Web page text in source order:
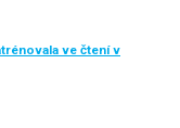
ve čtení v